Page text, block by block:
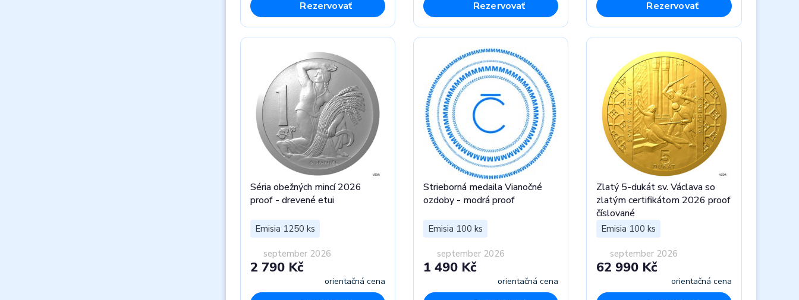
Rezervovať Rezervovať Rezervovať
Séria obežných mincí 2026
proof - drevené etui
Emisia 1250 ks
september 2026
2 790 Kč
orientačná cena
Strieborná medaila Vianočné
ozdoby - modrá proof
Emisia 100 ks
september 2026
1 490 Kč
orientačná cena
Zlatý 5-dukát sv. Václava so
zlatým certifikátom 2026 proof
číslované
Emisia 100 ks
september 2026
62 990 Kč
orientačná cena